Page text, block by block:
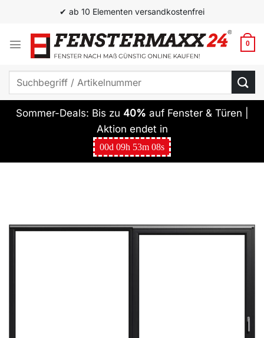
springen
✔ ab 10 Elementen versandkostenfrei
0
Suchen
Sommer-Deals: Bis zu 40% auf Fenster & Türen |
Aktion endet in
00d 09h 53m 08s